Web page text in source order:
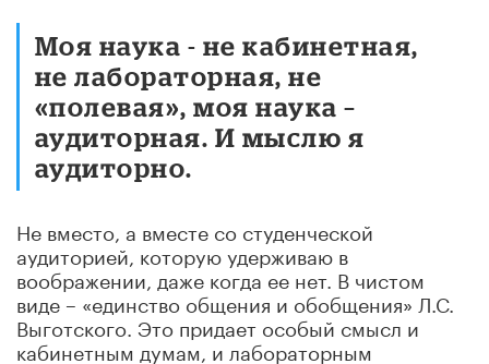
Моя наука - не кабинетная,
не лабораторная, не
«полевая», моя наука –
аудиторная. И мыслю я
аудиторно.
Не вместо, а вместе со студенческой
аудиторией, которую удерживаю в
воображении, даже когда ее нет. В чистом
виде – «единство общения и обобщения» Л.С.
Выготского. Это придает особый смысл и
кабинетным думам, и лабораторным